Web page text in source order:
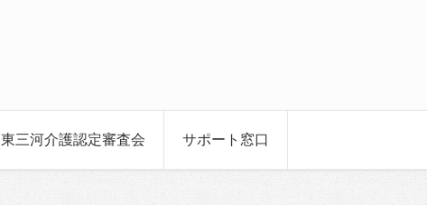
東三河介護認定審査会 サポート窓口